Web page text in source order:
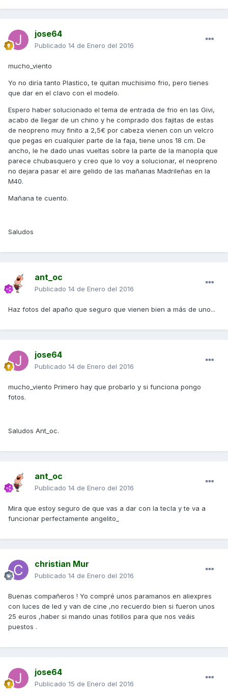
jose64
Publicado 14 de Enero del 2016
mucho_viento
Yo no diría tanto Plastico, te quitan muchisimo frio, pero tienes
que dar en el clavo con el modelo.
Espero haber solucionado el tema de entrada de frio en las Givi,
acabo de llegar de un chino y he comprado dos fajitas de estas
de neopreno muy finito a 2,5€ por cabeza vienen con un velcro
que pegas en cualquier parte de la faja, tiene unos 18 cm. De
ancho, le he dado unas vueltas sobre la parte de la manopla que
parece chubasquero y creo que lo voy a solucionar, el neopreno
no dejara pasar el aire gelido de las mañanas Madrileñas en la
M40.
Mañana te cuento.
Saludos
ant_oc
Publicado 14 de Enero del 2016
Haz fotos del apaño que seguro que vienen bien a más de uno...
jose64
Publicado 14 de Enero del 2016
mucho_viento Primero hay que probarlo y si funciona pongo
fotos.
Saludos Ant_oc.
ant_oc
Publicado 14 de Enero del 2016
Mira que estoy seguro de que vas a dar con la tecla y te va a
funcionar perfectamente angelito_
christian Mur
Publicado 14 de Enero del 2016
Buenas compañeros ! Yo compré unos paramanos en aliexpres
con luces de led y van de cine ,no recuerdo bien si fueron unos
25 euros ,haber si mando unas fotillos para que nos veáis
puestos .
jose64
Publicado 15 de Enero del 2016